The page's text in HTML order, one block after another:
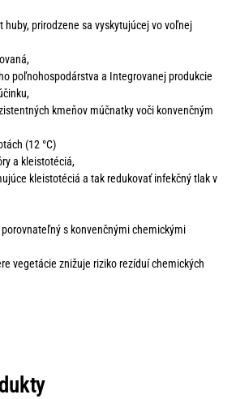
huby, prirodzene sa vyskytujúcej vo voľnej
poľnohospodárstva a Integrovanej produkcie
kmeňov múčnatky voči konvenčným
(12 °C)
a kleistotéciá,
kleistotéciá a tak redukovať infekčný tlak v
porovnateľný s konvenčnými chemickými
vegetácie znižuje riziko rezíduí chemických